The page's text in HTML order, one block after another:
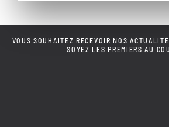
VOUS SOUHAITEZ RECEVOIR NOS
SOYEZ LES PREMIERS AU